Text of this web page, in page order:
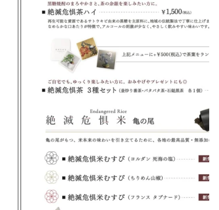
Nature
Positive